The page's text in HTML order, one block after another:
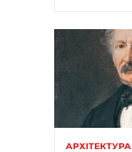
АРХІТЕКТУРА